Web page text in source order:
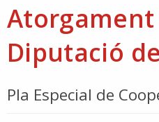
Atorgament
Diputació
Pla Especial de